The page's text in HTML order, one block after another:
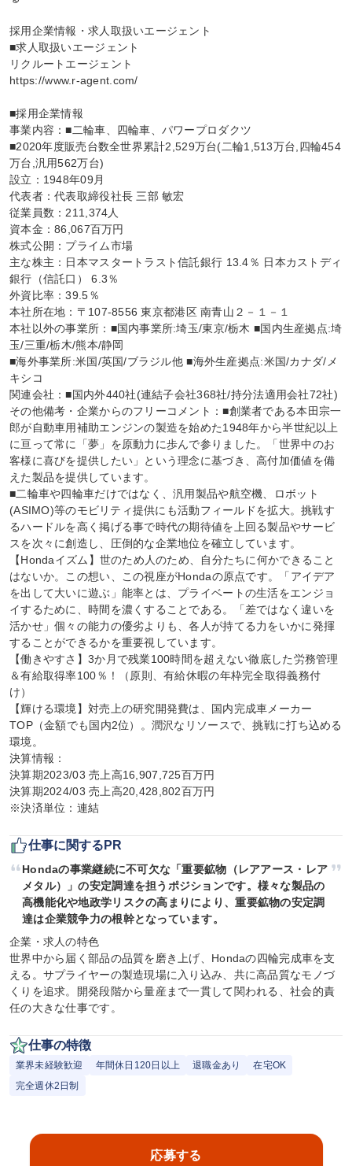
採用企業情報・求人取扱いエージェント
■求人取扱いエージェント
リクルートエージェント
https://www.r-agent.com/
■採用企業情報
事業内容：■二輪車、四輪車、パワープロダクツ
■2020年度販売台数全世界累計2,529万台(二輪1,513万台,四輪454
万台,汎用562万台)
設立：1948年09月
代表者：代表取締役社長 三部 敏宏
従業員数：211,374人
資本金：86,067百万円
株式公開：プライム市場
主な株主：日本マスタートラスト信託銀行 13.4％ 日本カストディ
銀行（信託口） 6.3％
外資比率：39.5％
本社所在地：〒107-8556 東京都港区 南青山２－１－１
本社以外の事業所：■国内事業所:埼玉/東京/栃木 ■国内生産拠点:埼
玉/三重/栃木/熊本/静岡
■海外事業所:米国/英国/ブラジル他 ■海外生産拠点:米国/カナダ/メ
キシコ
関連会社：■国内外440社(連結子会社368社/持分法適用会社72社)
その他備考・企業からのフリーコメント：■創業者である本田宗一
郎が自動車用補助エンジンの製造を始めた1948年から半世紀以上
に亘って常に「夢」を原動力に歩んで参りました。「世界中のお
客様に喜びを提供したい」という理念に基づき、高付加価値を備
えた製品を提供しています。
■二輪車や四輪車だけではなく、汎用製品や航空機、ロボット
(ASIMO)等のモビリティ提供にも活動フィールドを拡大。挑戦す
るハードルを高く掲げる事で時代の期待値を上回る製品やサービ
スを次々に創造し、圧倒的な企業地位を確立しています。
【Hondaイズム】世のため人のため、自分たちに何かできること
はないか。この想い、この視座がHondaの原点です。「アイデア
を出して大いに遊ぶ」能率とは、プライベートの生活をエンジョ
イするために、時間を濃くすることである。「差ではなく違いを
活かせ」個々の能力の優劣よりも、各人が持てる力をいかに発揮
することができるかを重要視しています。
【働きやすさ】3か月で残業100時間を超えない徹底した労務管理
＆有給取得率100％！（原則、有給休暇の年枠完全取得義務付
け）
【輝ける環境】対売上の研究開発費は、国内完成車メーカー
TOP（金額でも国内2位）。潤沢なリソースで、挑戦に打ち込める
環境。
決算情報：
決算期2023/03 売上高16,907,725百万円
決算期2024/03 売上高20,428,802百万円
※決済単位：連結
仕事に関するPR
Hondaの事業継続に不可欠な「重要鉱物（レアアース・レア
メタル）」の安定調達を担うポジションです。様々な製品の
高機能化や地政学リスクの高まりにより、重要鉱物の安定調
達は企業競争力の根幹となっています。
企業・求人の特色
世界中から届く部品の品質を磨き上げ、Hondaの四輪完成車を支
える。サプライヤーの製造現場に入り込み、共に高品質なモノづ
くりを追求。開発段階から量産まで一貫して関われる、社会的責
任の大きな仕事です。
仕事の特徴
業界未経験歓迎 年間休日120日以上 退職金あり
在宅OK
完全週休2日制
応募する